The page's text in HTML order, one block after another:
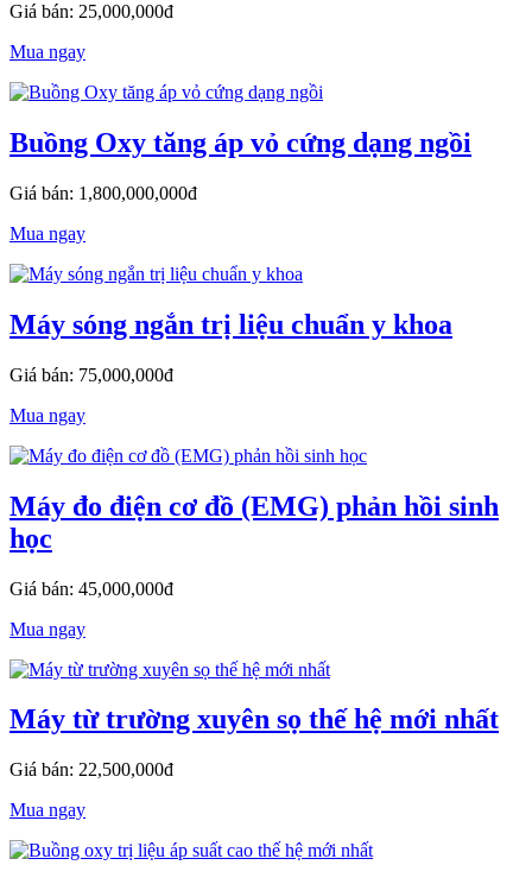
Giá bán: 25,000,000đ
Mua ngay
Buồng Oxy tăng áp vỏ cứng dạng ngồi
Giá bán: 1,800,000,000đ
Mua ngay
Máy sóng ngắn trị liệu chuẩn y khoa
Giá bán: 75,000,000đ
Mua ngay
Máy đo điện cơ đồ (EMG) phản hồi sinh
học
Giá bán: 45,000,000đ
Mua ngay
Máy từ trường xuyên sọ thế hệ mới nhất
Giá bán: 22,500,000đ
Mua ngay